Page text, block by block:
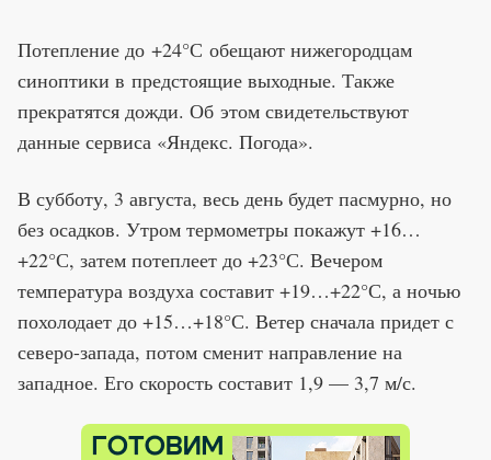
Потепление до +24°С обещают нижегородцам
синоптики в предстоящие выходные. Также
прекратятся дожди. Об этом свидетельствуют
данные сервиса «Яндекс. Погода».
В субботу, 3 августа, весь день будет пасмурно, но
без осадков. Утром термометры покажут +16…
+22°С, затем потеплеет до +23°С. Вечером
температура воздуха составит +19…+22°С, а ночью
похолодает до +15…+18°С. Ветер сначала придет с
северо-запада, потом сменит направление на
западное. Его скорость составит 1,9 — 3,7 м/с.